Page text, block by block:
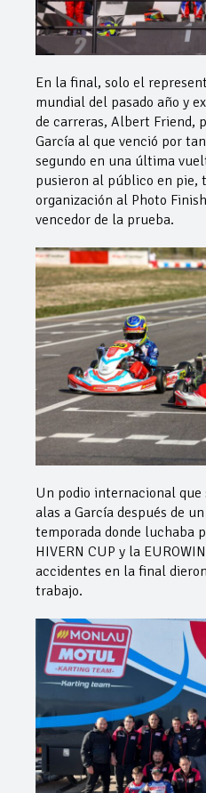
En la final, solo el
mundial del pasado año y
de carreras, Albert Friend,
García al que venció por
segundo en una última
pusieron al público en pie,
organización al Photo
vencedor de la prueba.
Un podio internacional que
alas a García después de
temporada donde luchaba
HIVERN CUP y la
accidentes en la final
trabajo.